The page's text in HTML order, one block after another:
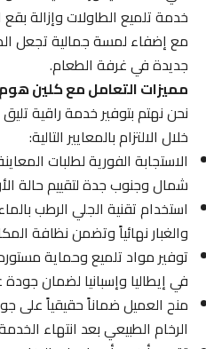
خدمة تلميع الطاولات وإزالة بقع
مع إضفاء لمسة جمالية تجعل
جديدة في غرفة الطعام.
مميزات التعامل مع كلين هوم
نحن نهتم بتوفير خدمة راقية تليق
خلال الالتزام بالمعايير التالية:
الاستجابة الفورية لطلبات
شمال وجنوب جدة لتقييم حالة
استخدام تقنية الجلي الرطب بالماء
والغبار نهائياً وتضمن نظافة المكان.
توفير مواد تلميع وحماية
في إيطاليا وإسبانيا لضمان جودة
منح العميل ضماناً حقيقياً على
الرخام الطبيعي بعد انتهاء الخدمة.